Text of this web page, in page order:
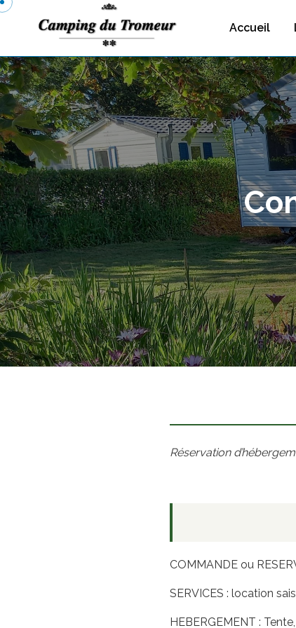
Accueil
Réservation
COMMANDE ou
SERVICES : location
HEBERGEMENT :